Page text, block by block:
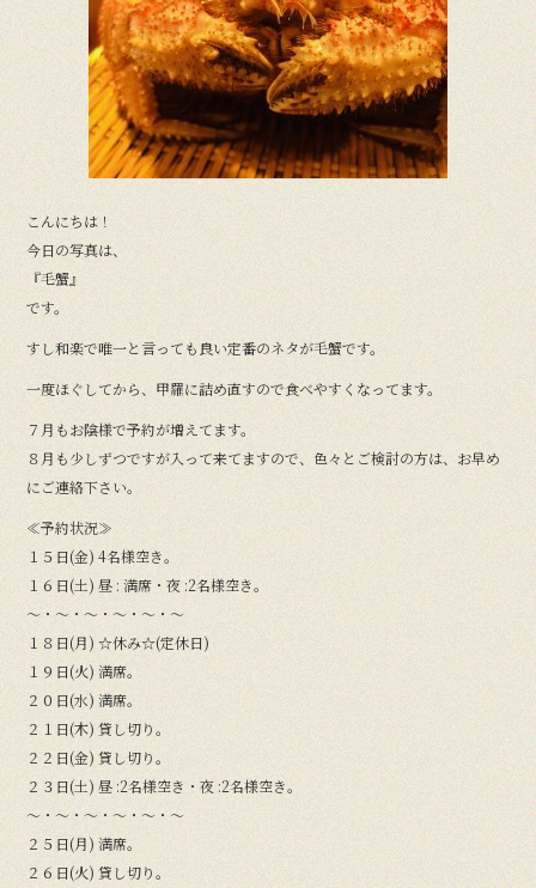
こんにちは！
今日の写真は、
『毛蟹』
です。
すし和楽で唯一と言っても良い定番のネタが毛蟹です。
一度ほぐしてから、甲羅に詰め直すので食べやすくなってます。
７月もお陰様で予約が増えてます。
８月も少しずつですが入って来てますので、色々とご検討の方は、お早め
にご連絡下さい。
≪予約状況≫
１５日(金) 4名様空き。
１６日(土) 昼 : 満席・夜 :2名様空き。
〜・〜・〜・〜・〜・〜
１８日(月) ☆休み☆(定休日)
１９日(火) 満席。
２０日(水) 満席。
２１日(木) 貸し切り。
２２日(金) 貸し切り。
２３日(土) 昼 :2名様空き・夜 :2名様空き。
〜・〜・〜・〜・〜・〜
２５日(月) 満席。
２６日(火) 貸し切り。